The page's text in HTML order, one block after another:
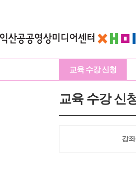
교육 수강 신청
교육 수강 신
강